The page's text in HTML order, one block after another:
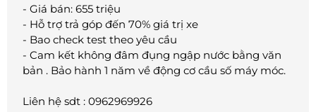
- Giá bán: 655 triệu
- Hỗ trợ trả góp đến 70% giá trị xe
- Bao check test theo yêu cầu
- Cam kết không đâm đụng ngập nước bằng văn
bản . Bảo hành 1 năm về động cơ cầu số máy móc.
Liên hệ sdt : 0962969926